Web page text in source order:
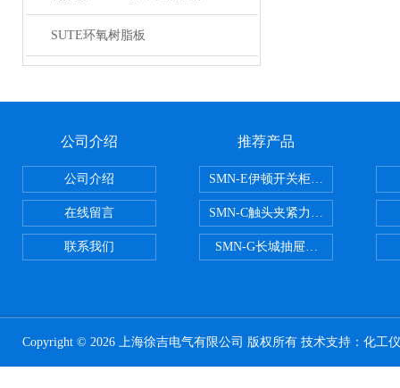
SUTE环氧树脂板
公司介绍
公司介绍
在线留言
联系我们
推荐产品
SMN-E伊顿开关柜触头夹紧力检
SMN-C触头夹紧力检测仪
SMN-G长城抽屉开关柜触头夹紧
Copyright © 2026 上海徐吉电气有限公司 版权所有 技术支持： 化工